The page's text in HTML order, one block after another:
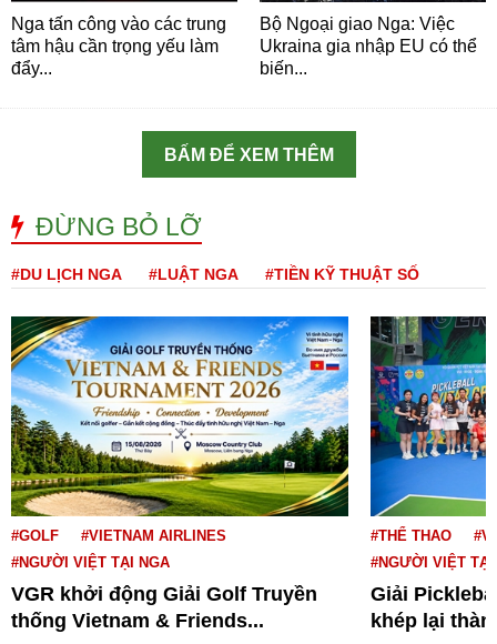
Nga tấn công vào các trung
tâm hậu cần trọng yếu làm
đẩy...
Bộ Ngoại giao Nga: Việc
Ukraina gia nhập EU có thể
biến...
BẤM ĐỂ XEM THÊM
ĐỪNG BỎ LỠ
#DU LỊCH NGA #LUẬT NGA #TIỀN KỸ THUẬT SỐ
#GOLF
#VIETNAM AIRLINES
#NGƯỜI VIỆT TẠI NGA
VGR khởi động Giải Golf Truyền
thống Vietnam & Friends...
#THỂ THAO
#NGƯỜI VIỆT TẠI
Giải
khép lại